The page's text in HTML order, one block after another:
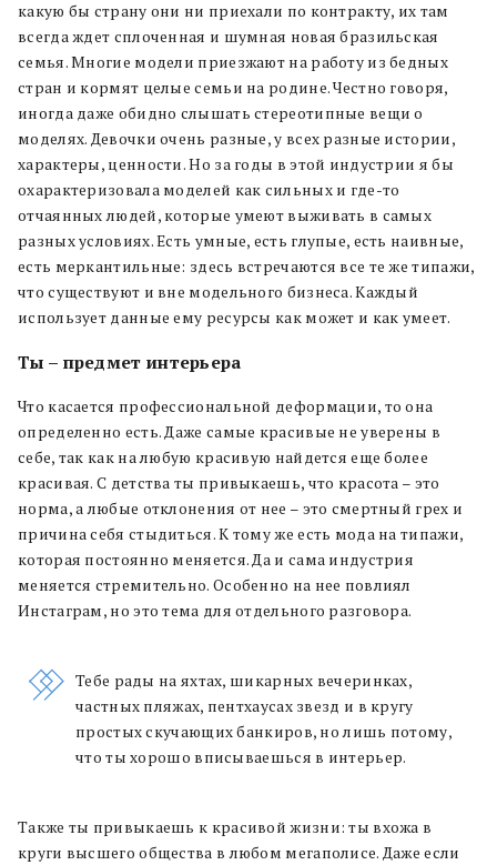
какую бы страну они ни приехали по контракту, их там
всегда ждет сплоченная и шумная новая бразильская
семья. Многие модели приезжают на работу из бедных
стран и кормят целые семьи на родине. Честно говоря,
иногда даже обидно слышать стереотипные вещи о
моделях. Девочки очень разные, у всех разные истории,
характеры, ценности. Но за годы в этой индустрии я бы
охарактеризовала моделей как сильных и где-то
отчаянных людей, которые умеют выживать в самых
разных условиях. Есть умные, есть глупые, есть наивные,
есть меркантильные: здесь встречаются все те же типажи,
что существуют и вне модельного бизнеса. Каждый
использует данные ему ресурсы как может и как умеет.
Ты – предмет интерьера
Что касается профессиональной деформации, то она
определенно есть. Даже самые красивые не уверены в
себе, так как на любую красивую найдется еще более
красивая. С детства ты привыкаешь, что красота – это
норма, а любые отклонения от нее – это смертный грех и
причина себя стыдиться. К тому же есть мода на типажи,
которая постоянно меняется. Да и сама индустрия
меняется стремительно. Особенно на нее повлиял
Инстаграм, но это тема для отдельного разговора.
Тебе рады на яхтах, шикарных вечеринках,
частных пляжах, пентхаусах звезд и в кругу
простых скучающих банкиров, но лишь потому,
что ты хорошо вписываешься в интерьер.
Также ты привыкаешь к красивой жизни: ты вхожа в
круги высшего общества в любом мегаполисе. Даже если